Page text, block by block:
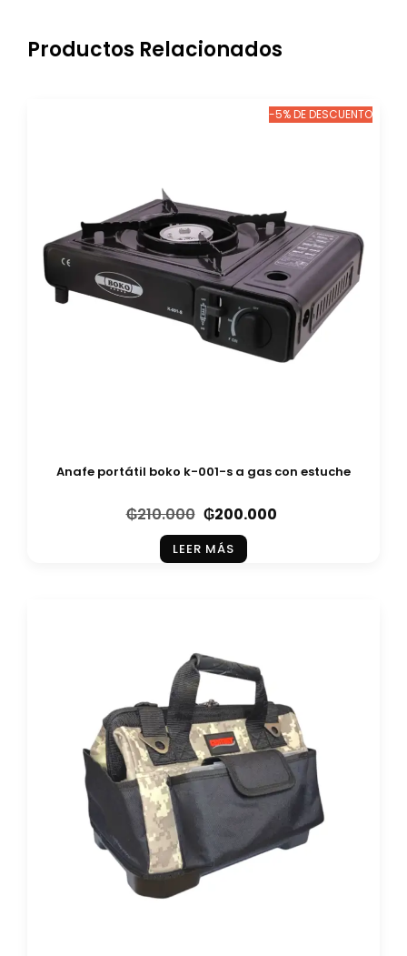
Productos Relacionados
-5% DE DESCUENTO
Anafe portátil boko k-001-s a gas con estuche
₲210.000 ₲200.000
LEER MÁS